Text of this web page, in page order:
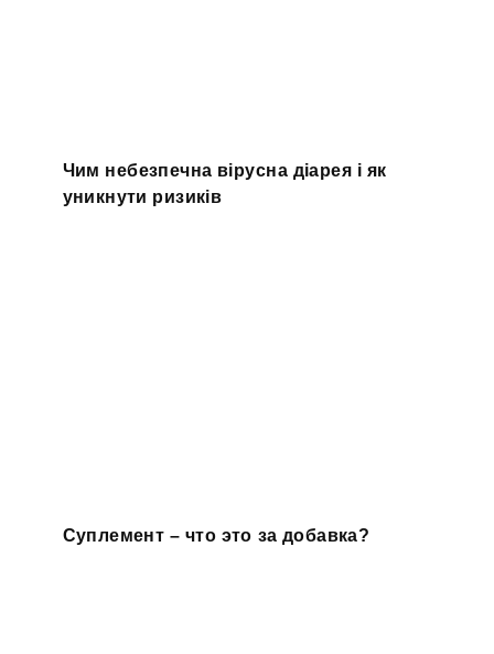
Чим небезпечна вірусна діарея і як
уникнути ризиків
Суплемент – что это за добавка?